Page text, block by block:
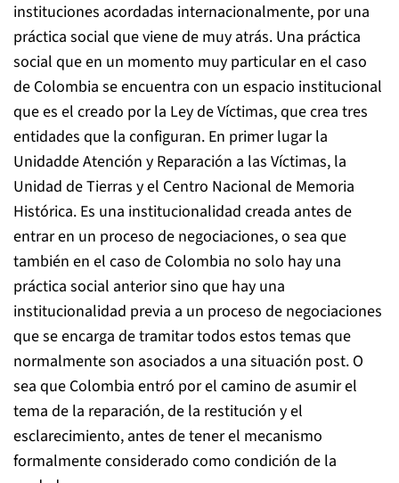
instituciones acordadas internacionalmente, por una
práctica social que viene de muy atrás. Una práctica
social que en un momento muy particular en el caso
de Colombia se encuentra con un espacio institucional
que es el creado por la Ley de Víctimas, que crea tres
entidades que la configuran. En primer lugar la
Unidadde Atención y Reparación a las Víctimas, la
Unidad de Tierras y el Centro Nacional de Memoria
Histórica. Es una institucionalidad creada antes de
entrar en un proceso de negociaciones, o sea que
también en el caso de Colombia no solo hay una
práctica social anterior sino que hay una
institucionalidad previa a un proceso de negociaciones
que se encarga de tramitar todos estos temas que
normalmente son asociados a una situación post. O
sea que Colombia entró por el camino de asumir el
tema de la reparación, de la restitución y el
esclarecimiento, antes de tener el mecanismo
formalmente considerado como condición de la